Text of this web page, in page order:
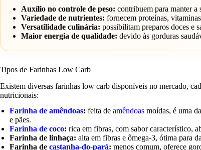
Auxílio no controle de peso: contribuem para manter a
Variedade de nutrientes: fornecem proteínas,
Versatilidade culinária: possibilitam preparos doces e
Maior energia de qualidade: devido às gorduras
Tipos de Farinhas Low Carb
Existem diversas farinhas low carb disponíveis no mercado,
nutricionais:
Farinha de amêndoas: feita deamêndoas moídas, é uma
e pães.
Farinha de coco: rica em fibras, com sabor característico,
Farinha de linhaça: alta em fibras e ômega-3, ótima para
Farinha decastanha-do-pará: menos comum, oferece